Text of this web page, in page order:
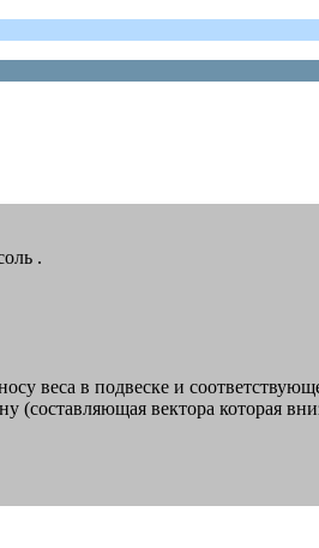
.
веса в подвеске и
(составляющая вектора которая